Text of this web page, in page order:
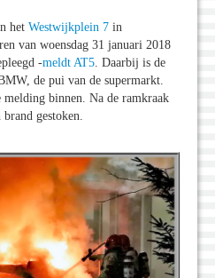
het Westwijkplein 7 in
van woensdag 31 januari 2018
-meldt AT5. Daarbij is de
de pui van de supermarkt.
binnen. Na de ramkraak
gestoken.